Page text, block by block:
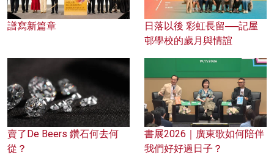
譜寫新篇章
日落以後 彩虹長留──記屋
邨學校的歲月與情誼
賣了De Beers 鑽石何去何
從？
書展2026｜廣東歌如何陪伴
我們好好過日子？